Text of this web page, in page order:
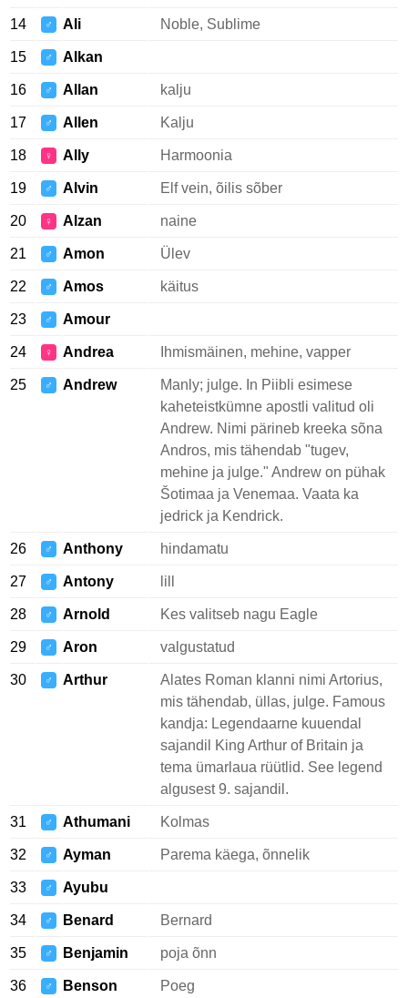
14 ♂ Ali Noble, Sublime
15 ♂ Alkan
16 ♂ Allan kalju
17 ♂ Allen Kalju
18 ♀ Ally Harmoonia
19 ♂ Alvin Elf vein, õilis sõber
20 ♀ Alzan naine
21 ♂ Amon Ülev
22 ♂ Amos käitus
23 ♂ Amour
24 ♀ Andrea Ihmismäinen, mehine, vapper
25 ♂ Andrew
Manly; julge. In Piibli esimese
kaheteistkümne apostli valitud oli
Andrew. Nimi pärineb kreeka sõna
Andros, mis tähendab "tugev,
mehine ja julge." Andrew on pühak
Šotimaa ja Venemaa. Vaata ka
jedrick ja Kendrick.
26 ♂ Anthony hindamatu
27 ♂ Antony lill
28 ♂ Arnold Kes valitseb nagu Eagle
29 ♂ Aron valgustatud
30 ♂ Arthur
Alates Roman klanni nimi Artorius,
mis tähendab, üllas, julge. Famous
kandja: Legendaarne kuuendal
sajandil King Arthur of Britain ja
tema ümarlaua rüütlid. See legend
algusest 9. sajandil.
31 ♂ Athumani Kolmas
32 ♂ Ayman Parema käega, õnnelik
33 ♂ Ayubu
34 ♂ Benard Bernard
35 ♂ Benjamin poja õnn
36 ♂ Benson Poeg